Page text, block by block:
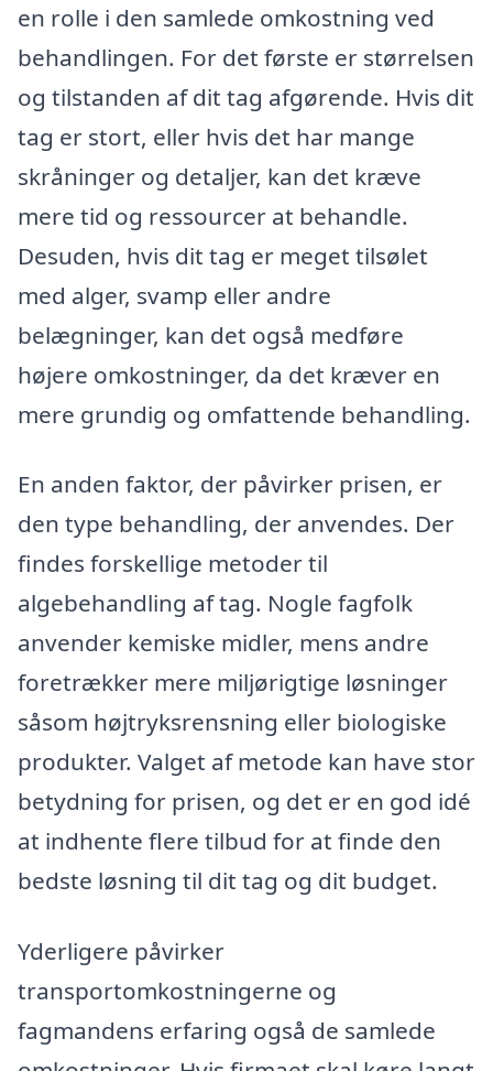
en rolle i den samlede omkostning ved
behandlingen. For det første er størrelsen
og tilstanden af dit tag afgørende. Hvis dit
tag er stort, eller hvis det har mange
skråninger og detaljer, kan det kræve
mere tid og ressourcer at behandle.
Desuden, hvis dit tag er meget tilsølet
med alger, svamp eller andre
belægninger, kan det også medføre
højere omkostninger, da det kræver en
mere grundig og omfattende behandling.
En anden faktor, der påvirker prisen, er
den type behandling, der anvendes. Der
findes forskellige metoder til
algebehandling af tag. Nogle fagfolk
anvender kemiske midler, mens andre
foretrækker mere miljørigtige løsninger
såsom højtryksrensning eller biologiske
produkter. Valget af metode kan have stor
betydning for prisen, og det er en god idé
at indhente flere tilbud for at finde den
bedste løsning til dit tag og dit budget.
Yderligere påvirker
transportomkostningerne og
fagmandens erfaring også de samlede